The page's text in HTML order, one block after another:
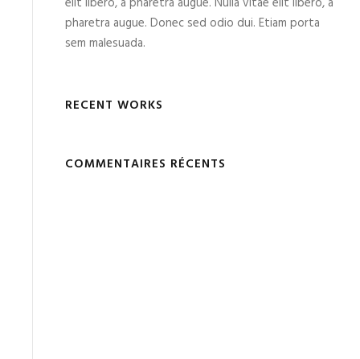
pharetra augue. Donec sed odio dui. Etiam porta
sem malesuada.
RECENT WORKS
COMMENTAIRES RÉCENTS